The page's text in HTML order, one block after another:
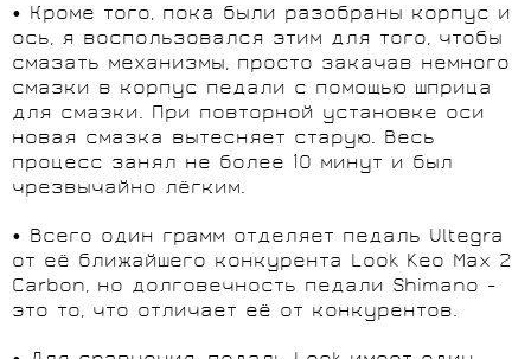
• Кроме того, пока были разобраны корпус и
ось, я воспользовался этим для того, чтобы
смазать механизмы, просто закачав немного
смазки в корпус педали с помощью шприца
для смазки. При повторной установке оси
новая смазка вытесняет старую. Весь
процесс занял не более 10 минут и был
чрезвычайно лёгким.
• Всего один грамм отделяет педаль Ultegra
от её ближайшего конкурента Look Keo Max 2
Carbon, но долговечность педали Shimano -
это то, что отличает её от конкурентов.